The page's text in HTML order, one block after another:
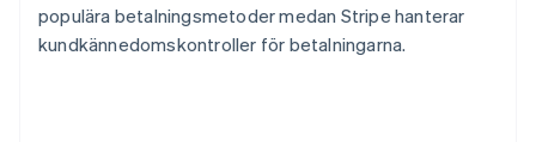
populära betalningsmetoder medan Stripe hanterar
kundkännedomskontroller för betalningarna.